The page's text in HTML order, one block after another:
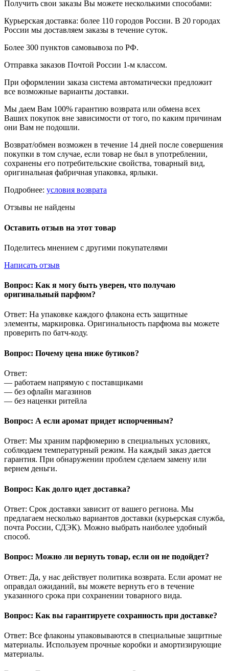
Получить свои заказы Вы можете несколькими способами:
Курьерская доставка: более 110 городов России. В 20 городах
России мы доставляем заказы в течение суток.
Более 300 пунктов самовывоза по РФ.
Отправка заказов Почтой России 1-м классом.
При оформлении заказа система автоматически предложит
все возможные варианты доставки.
Мы даем Вам 100% гарантию возврата или обмена всех
Ваших покупок вне зависимости от того, по каким причинам
они Вам не подошли.
Возврат/обмен возможен в течение 14 дней после совершения
покупки в том случае, если товар не был в употреблении,
сохранены его потребительские свойства, товарный вид,
оригинальная фабричная упаковка, ярлыки.
Подробнее: условия возврата
Отзывы не найдены
Оставить отзыв на этот товар
Поделитесь мнением с другими покупателями
Написать отзыв
Вопрос: Как я могу быть уверен, что получаю
оригинальный парфюм?
Ответ: На упаковке каждого флакона есть защитные
элементы, маркировка. Оригинальность парфюма вы можете
проверить по батч-коду.
Вопрос: Почему цена ниже бутиков?
Ответ:
— работаем напрямую с поставщиками
— без офлайн магазинов
— без наценки ритейла
Вопрос: А если аромат придет испорченным?
Ответ: Мы храним парфюмерию в специальных условиях,
соблюдаем температурный режим. На каждый заказ дается
гарантия. При обнаружении проблем сделаем замену или
вернем деньги.
Вопрос: Как долго идет доставка?
Ответ: Срок доставки зависит от вашего региона. Мы
предлагаем несколько вариантов доставки (курьерская служба,
почта России, СДЭК). Можно выбрать наиболее удобный
способ.
Вопрос: Можно ли вернуть товар, если он не подойдет?
Ответ: Да, у нас действует политика возврата. Если аромат не
оправдал ожиданий, вы можете вернуть его в течение
указанного срока при сохранении товарного вида.
Вопрос: Как вы гарантируете сохранность при доставке?
Ответ: Все флаконы упаковываются в специальные защитные
материалы. Используем прочные коробки и амортизирующие
материалы.